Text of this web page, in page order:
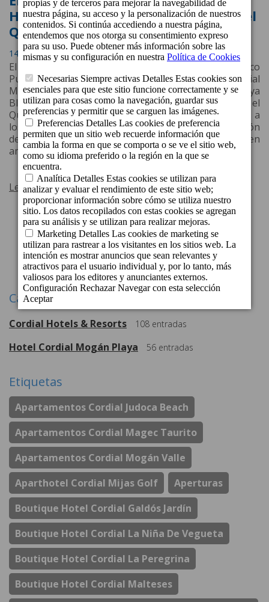
Hotel Cordial Mogán Playa reciben el
Quality Award de Jet2holidays
14 de Abril de 2026 a las 16:53
El Hotel Cordial Mogán Playa, situado en el pintoresco
Puerto de Mogán, Gran Canaria, y el Hotel Cordial
Marina Blanca, con una envidiable localización en Playa
Blanca, Lanzarote, han sido galardonados con el
Quality Award del turoperador Jet2holidays, en base a
los positivos testimonios y al alto nivel de satisfacción
de los huéspedes del turoperador británico alojados en
ambos establecimientos durante el año 2025.
Leer más
1 2 3 ... 33 34 Siguiente
Categorías
Cordial Hotels & Resorts 108 entradas
Hotel Cordial Mogán Playa 56 entradas
Etiquetas
Apartamentos Cordial Judoca Beach
Apartamentos Cordial Magec Taurito
Apartamentos Cordial Mogán Valle
Aparthotel Cordial Mijas Golf
Aperturas
Boutique Hotel Cordial Galdós Jardín
Boutique Hotel Cordial La Niña De Vegueta
Boutique Hotel Cordial La Peregrina
Boutique Hotel Cordial Malteses